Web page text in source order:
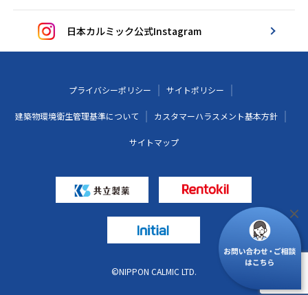
日本カルミック公式Instagram
プライバシーポリシー サイトポリシー
建築物環境衛生管理基準について カスタマーハラスメント基本方針
サイトマップ
©NIPPON CALMIC LTD.